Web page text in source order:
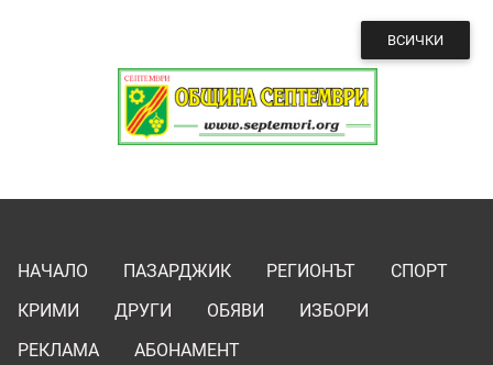
ВСИЧКИ
НАЧАЛО ПАЗАРДЖИК РЕГИОНЪТ
СПОРТ
КРИМИ
ДРУГИ ОБЯВИ
ИЗБОРИ
РЕКЛАМА
АБОНАМЕНТ